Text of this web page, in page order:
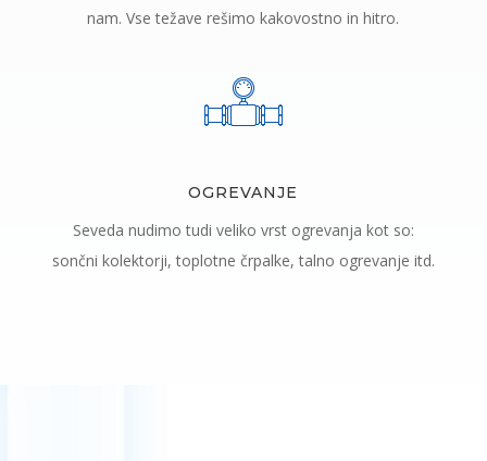
nam. Vse težave rešimo kakovostno in hitro.
OGREVANJE
Seveda nudimo tudi veliko vrst ogrevanja kot so:
sončni kolektorji, toplotne črpalke, talno ogrevanje itd.